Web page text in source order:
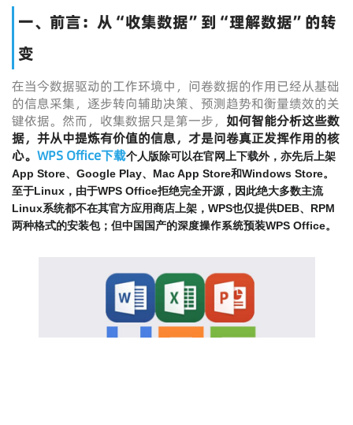
一、前言：从“收集数据”到“理解数据”的转
变
在当今数据驱动的工作环境中，问卷数据的作用已经从基础
的信息采集，逐步转向辅助决策、预测趋势和衡量绩效的关
键依据。然而，收集数据只是第一步， 如何智能分析这些数
据，并从中提炼有价值的信息，才是问卷真正发挥作用的核
心。 WPS Office下载个人版除可以在官网上下载外，亦先后上架
App Store、Google Play、Mac App Store和Windows Store。
至于Linux，由于WPS Office拒绝完全开源，因此绝大多数主流
Linux系统都不在其官方应用商店上架，WPS也仅提供DEB、RPM
两种格式的安装包；但中国国产的深度操作系统预装WPS Office。